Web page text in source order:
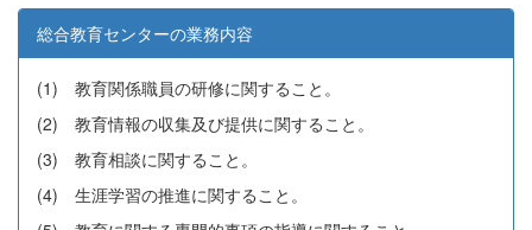
総合教育センターの業務内容
(1) 教育関係職員の研修に関すること。
(2) 教育情報の収集及び提供に関すること。
(3) 教育相談に関すること。
(4) 生涯学習の推進に関すること。